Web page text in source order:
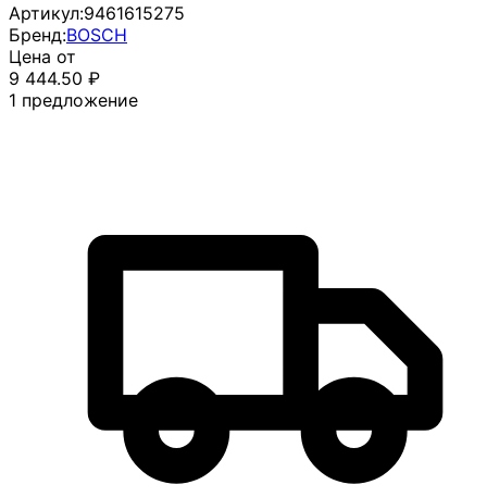
Артикул:9461615275
Бренд:BOSCH
Цена от
9 444.50 ₽
1 предложение